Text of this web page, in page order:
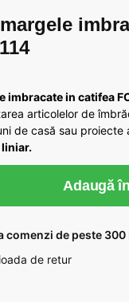
imbracate in catifea
articolelor de
de casă sau proiecte
liniar.
Adaugă
comenzi de peste 300
de retur